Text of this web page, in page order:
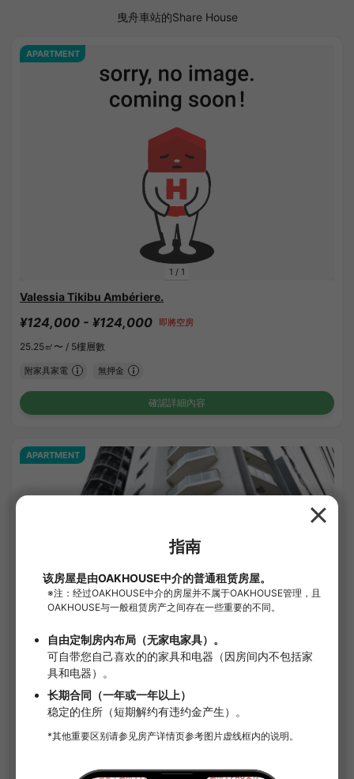
曳舟車站的Share House
1 / 1
APARTMENT
Valessia Tikibu Ambériere.
¥124,000 - ¥124,000 即將空房
25.25㎡〜 / 5樓層數
附家具家電 無押金
確認詳細內容
APARTMENT
帕雷斯蒂吉·曳舟Ⅱ